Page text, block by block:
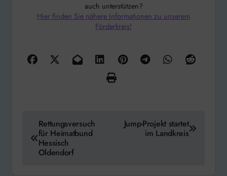
auch unterstützen?
Hier finden Sie nähere Informationen zu unserem
Förderkreis!
Rettungsversuch
für Heimatbund
Hessisch
Oldendorf
Jump-Projekt startet
im Landkreis